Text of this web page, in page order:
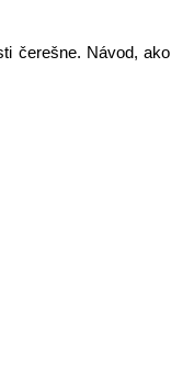
čerešne. Návod, ako